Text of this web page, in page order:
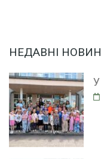
НЕДАВНІ
У